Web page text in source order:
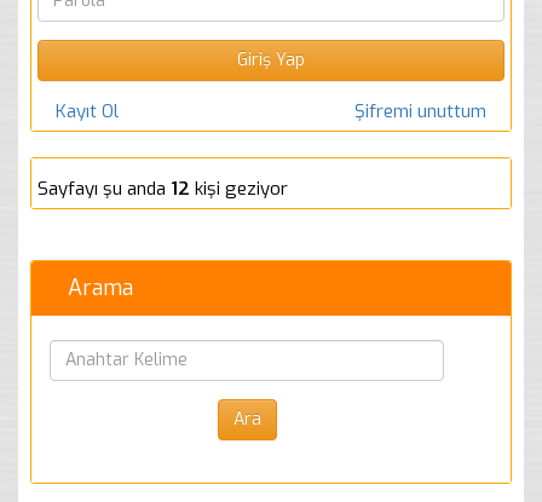
Kayıt Ol Şifremi unuttum
Sayfayı şu anda 12 kişi geziyor
Arama